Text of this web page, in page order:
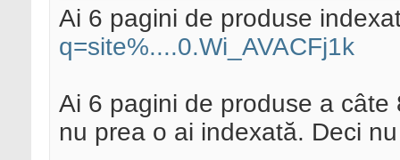
Ai 6 pagini de produse
q=site%....0.Wi_AVACFj1k
Ai 6 pagini de produse a
nu prea o ai indexată. Deci